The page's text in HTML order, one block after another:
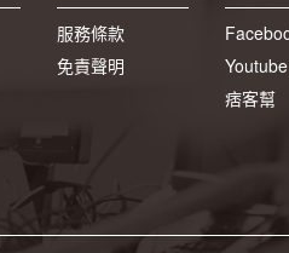
服務條款
免責聲明
Youtube
痞客幫